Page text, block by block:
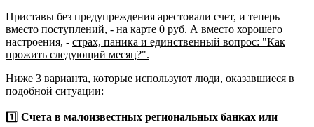
Приставы без предупреждения арестовали счет, и теперь
вместо поступлений, - на карте 0 руб. А вместо хорошего
настроения, - страх, паника и единственный вопрос: "Как
прожить следующий месяц?".
Ниже 3 варианта, которые используют люди, оказавшиеся в
подобной ситуации:
1️⃣ Счета в малоизвестных региональных банках или